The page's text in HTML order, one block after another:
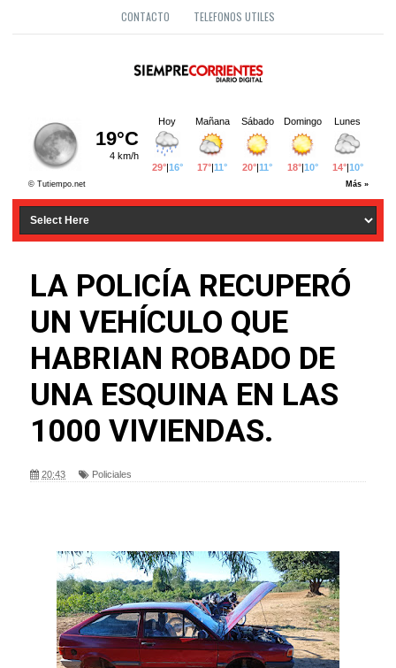
CONTACTO TELEFONOS UTILES
LA POLICÍA RECUPERÓ
UN VEHÍCULO QUE
HABRIAN ROBADO DE
UNA ESQUINA EN LAS
1000 VIVIENDAS.
20:43 Policiales